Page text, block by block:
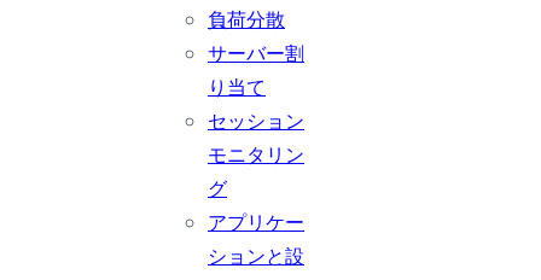
負荷分散
サーバー割
り当て
セッション
モニタリン
グ
アプリケー
ションと設